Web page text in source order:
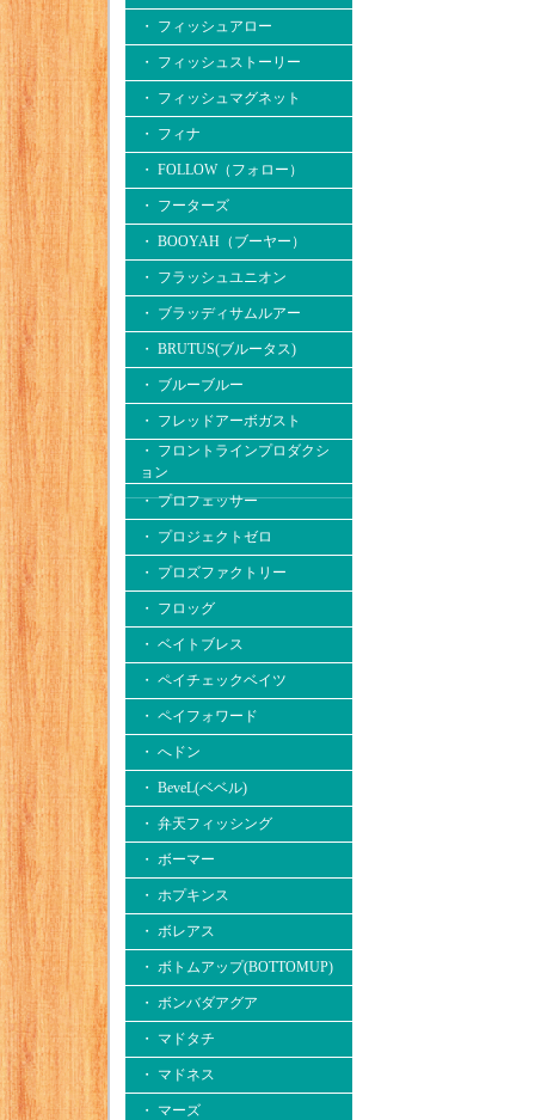
・ フィッシュアロー
・ フィッシュストーリー
・ フィッシュマグネット
・ フィナ
・ FOLLOW（フォロー）
・ フーターズ
・ BOOYAH（ブーヤー）
・ フラッシュユニオン
・ ブラッディサムルアー
・ BRUTUS(ブルータス)
・ ブルーブルー
・ フレッドアーボガスト
・ フロントラインプロダクシ
ョン
・ プロフェッサー
・ プロジェクトゼロ
・ プロズファクトリー
・ フロッグ
・ ベイトブレス
・ ペイチェックベイツ
・ ペイフォワード
・ へドン
・ BeveL(ベベル)
・ 弁天フィッシング
・ ボーマー
・ ホプキンス
・ ボレアス
・ ボトムアップ(BOTTOMUP)
・ ボンバダアグア
・ マドタチ
・ マドネス
・ マーズ